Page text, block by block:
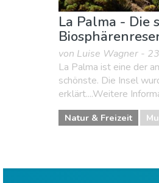
La Palma - Die
von Luise Wagner -
La Palma ist eine der
schönste. Die Insel
erklärt....Weitere
Natur & Freizeit